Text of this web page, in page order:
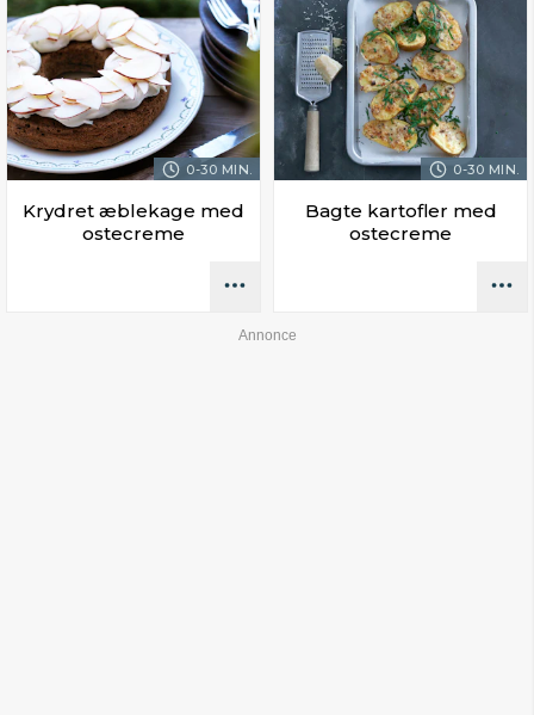
0-30 MIN.
Krydret æblekage med
ostecreme
0-30 MIN.
Bagte kartofler med
ostecreme